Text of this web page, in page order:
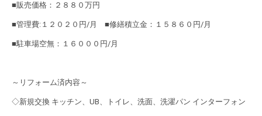
■販売価格：２８８０万円
■管理費:１２０２０円/月 ■修繕積立金：１５８６０円/月
■駐車場空無：１６０００円/月
～リフォーム済内容～
◇新規交換 キッチン、UB、トイレ、洗面、洗濯パン インターフォン